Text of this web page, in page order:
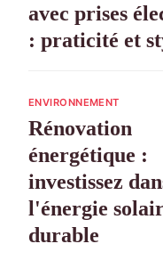
avec prises
: praticité et
ENVIRONNEMENT
Rénovation
énergétique :
investissez
l'énergie
durable